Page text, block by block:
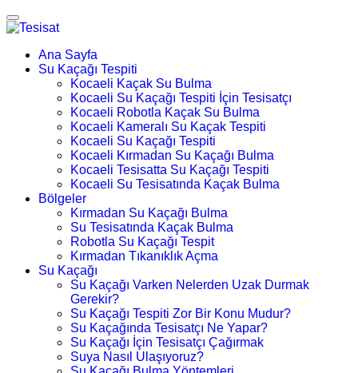
Ana Sayfa
Su Kaçağı Tespiti
Kocaeli Kaçak Su Bulma
Kocaeli Su Kaçağı Tespiti İçin Tesisatçı
Kocaeli Robotla Kaçak Su Bulma
Kocaeli Kameralı Su Kaçak Tespiti
Kocaeli Su Kaçağı Tespiti
Kocaeli Kırmadan Su Kaçağı Bulma
Kocaeli Tesisatta Su Kaçağı Tespiti
Kocaeli Su Tesisatında Kaçak Bulma
Bölgeler
Kırmadan Su Kaçağı Bulma
Su Tesisatında Kaçak Bulma
Robotla Su Kaçağı Tespit
Kırmadan Tıkanıklık Açma
Su Kaçağı
Su Kaçağı Varken Nelerden Uzak Durmak
Gerekir?
Su Kaçağı Tespiti Zor Bir Konu Mudur?
Su Kaçağında Tesisatçı Ne Yapar?
Su Kaçağı İçin Tesisatçı Çağırmak
Suya Nasıl Ulaşıyoruz?